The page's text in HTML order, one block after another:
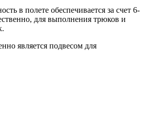
в полете обеспечивается за счет 6-
для выполнения трюков и
является подвесом для